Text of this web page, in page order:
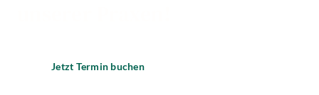
Jetzt Termin buchen